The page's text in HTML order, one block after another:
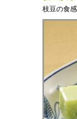
枝豆の食